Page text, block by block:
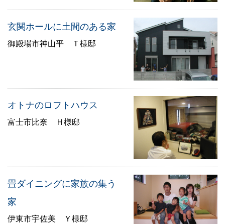
玄関ホールに土間のある家
御殿場市神山平 Ｔ様邸
オトナのロフトハウス
富士市比奈 Ｈ様邸
畳ダイニングに家族の集う
家
伊東市宇佐美 Ｙ様邸